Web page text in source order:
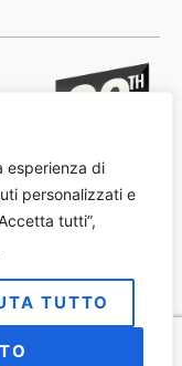
esperienza di
personalizzati e
tutti”,
TUTTO